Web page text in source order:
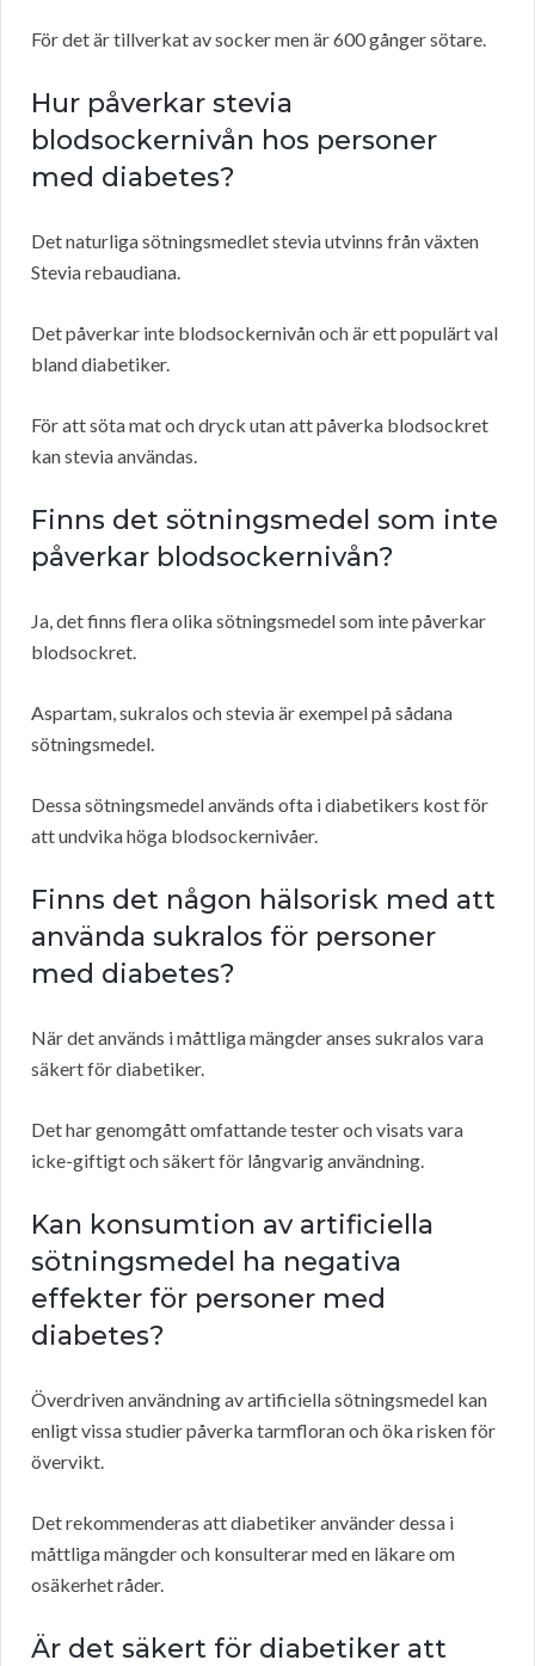
För det är tillverkat av socker men är 600 gånger sötare.
Hur påverkar stevia
blodsockernivån hos personer
med diabetes?
Det naturliga sötningsmedlet stevia utvinns från växten
Stevia rebaudiana.
Det påverkar inte blodsockernivån och är ett populärt val
bland diabetiker.
För att söta mat och dryck utan att påverka blodsockret
kan stevia användas.
Finns det sötningsmedel som inte
påverkar blodsockernivån?
Ja, det finns flera olika sötningsmedel som inte påverkar
blodsockret.
Aspartam, sukralos och stevia är exempel på sådana
sötningsmedel.
Dessa sötningsmedel används ofta i diabetikers kost för
att undvika höga blodsockernivåer.
Finns det någon hälsorisk med att
använda sukralos för personer
med diabetes?
När det används i måttliga mängder anses sukralos vara
säkert för diabetiker.
Det har genomgått omfattande tester och visats vara
icke-giftigt och säkert för långvarig användning.
Kan konsumtion av artificiella
sötningsmedel ha negativa
effekter för personer med
diabetes?
Överdriven användning av artificiella sötningsmedel kan
enligt vissa studier påverka tarmfloran och öka risken för
övervikt.
Det rekommenderas att diabetiker använder dessa i
måttliga mängder och konsulterar med en läkare om
osäkerhet råder.
Är det säkert för diabetiker att